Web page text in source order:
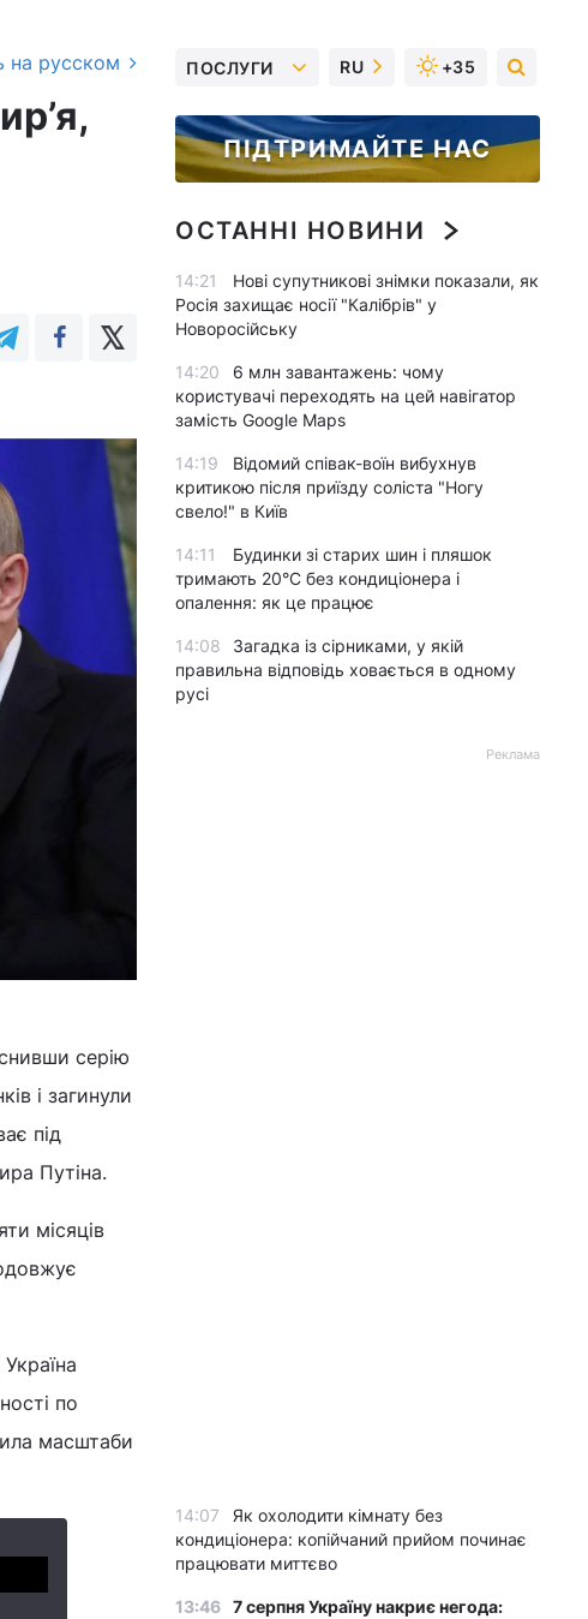
на русском
серію
і загинули
під
Путіна.
місяців
по
масштаби
ПОСЛУГИ RU +35
ПІДТРИМАЙТЕ НАС
ОСТАННІ НОВИНИ
14:21
Нові супутникові знімки показали, як
Росія захищає носії "Калібрів" у
Новоросійську
14:20
6 млн завантажень: чому
користувачі переходять на цей навігатор
замість Google Maps
14:19
Відомий співак-воїн вибухнув
критикою після приїзду соліста "Ногу
свело!" в Київ
14:11
Будинки зі старих шин і пляшок
тримають 20°C без кондиціонера і
опалення: як це працює
14:08
Загадка із сірниками, у якій
правильна відповідь ховається в одному
русі
Реклама
14:07
Як охолодити кімнату без
кондиціонера: копійчаний прийом починає
працювати миттєво
13:46 7 серпня Україну накриє негода: